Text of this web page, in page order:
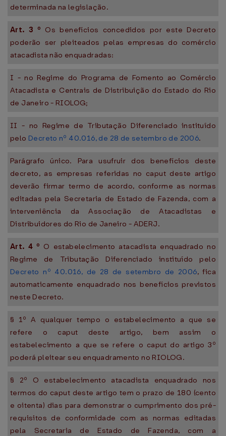
determinada na legislação.
Art. 3 º Os benefícios concedidos por este Decreto
poderão ser pleiteados pelas empresas do comércio
atacadista não enquadradas:
I - no Regime do Programa de Fomento ao Comércio
Atacadista e Centrais de Distribuição do Estado do Rio
de Janeiro - RIOLOG;
II - no Regime de Tributação Diferenciado instituído
pelo Decreto nº 40.016, de 28 de setembro de 2006.
Parágrafo único. Para usufruir dos benefícios deste
decreto, as empresas referidas no caput deste artigo
deverão firmar termo de acordo, conforme as normas
editadas pela Secretaria de Estado de Fazenda, com a
interveniência da Associação de Atacadistas e
Distribuidores do Rio de Janeiro - ADERJ.
Art. 4 º O estabelecimento atacadista enquadrado no
Regime de Tributação Diferenciado instituído pelo
Decreto nº 40.016, de 28 de setembro de 2006, fica
automaticamente enquadrado nos benefícios previstos
neste Decreto.
§ 1º A qualquer tempo o estabelecimento a que se
refere o caput deste artigo, bem assim o
estabelecimento a que se refere o caput do artigo 3º
poderá pleitear seu enquadramento no RIOLOG.
§ 2º O estabelecimento atacadista enquadrado nos
termos do caput deste artigo tem o prazo de 180 (cento
e oitenta) dias para demonstrar o cumprimento dos pré-
requisitos de conformidade com as normas editadas
pela Secretaria de Estado de Fazenda, com a